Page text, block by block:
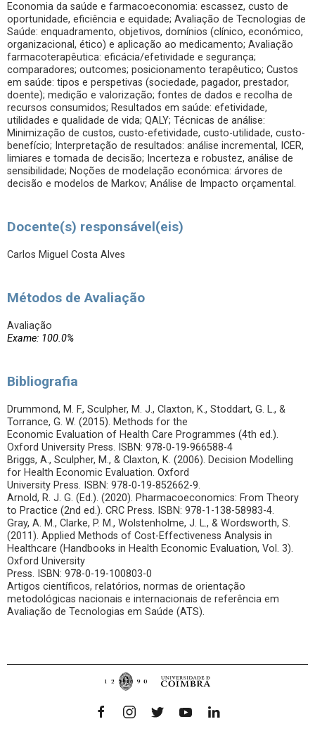
Economia da saúde e farmacoeconomia: escassez, custo de
oportunidade, eficiência e equidade; Avaliação de Tecnologias de
Saúde: enquadramento, objetivos, domínios (clínico, económico,
organizacional, ético) e aplicação ao medicamento; Avaliação
farmacoterapêutica: eficácia/efetividade e segurança;
comparadores; outcomes; posicionamento terapêutico; Custos
em saúde: tipos e perspetivas (sociedade, pagador, prestador,
doente); medição e valorização; fontes de dados e recolha de
recursos consumidos; Resultados em saúde: efetividade,
utilidades e qualidade de vida; QALY; Técnicas de análise:
Minimização de custos, custo-efetividade, custo-utilidade, custo-
benefício; Interpretação de resultados: análise incremental, ICER,
limiares e tomada de decisão; Incerteza e robustez, análise de
sensibilidade; Noções de modelação económica: árvores de
decisão e modelos de Markov; Análise de Impacto orçamental.
Docente(s) responsável(eis)
Carlos Miguel Costa Alves
Métodos de Avaliação
Avaliação
Exame: 100.0%
Bibliografia
Drummond, M. F., Sculpher, M. J., Claxton, K., Stoddart, G. L., &
Torrance, G. W. (2015). Methods for the
Economic Evaluation of Health Care Programmes (4th ed.).
Oxford University Press. ISBN: 978-0-19-966588-4
Briggs, A., Sculpher, M., & Claxton, K. (2006). Decision Modelling
for Health Economic Evaluation. Oxford
University Press. ISBN: 978-0-19-852662-9.
Arnold, R. J. G. (Ed.). (2020). Pharmacoeconomics: From Theory
to Practice (2nd ed.). CRC Press. ISBN: 978-1-138-58983-4.
Gray, A. M., Clarke, P. M., Wolstenholme, J. L., & Wordsworth, S.
(2011). Applied Methods of Cost-Effectiveness Analysis in
Healthcare (Handbooks in Health Economic Evaluation, Vol. 3).
Oxford University
Press. ISBN: 978-0-19-100803-0
Artigos científicos, relatórios, normas de orientação
metodológicas nacionais e internacionais de referência em
Avaliação de Tecnologias em Saúde (ATS).